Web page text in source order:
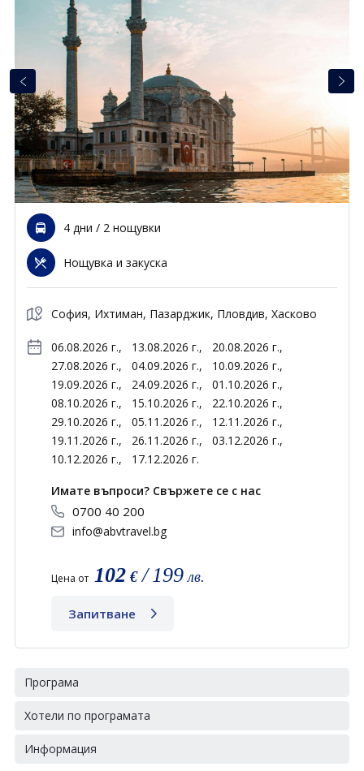
Почивки в Малдиви
Почивки в Испания
Почивки в Италия
Почивки в Доминиканска република
Почивки в Дубай
Почивка в Мексико
Общи условия
Полезна информация
Фирмени данни
Политика за поверителност
Контакти
Вход за агенти
Оnline Резервации
Свържете се с нас
0700 40 200
4 дни / 2 нощувки
Нощувка и закуска
София, Ихтиман, Пазарджик, Пловдив, Хасково
06.08.2026 г., 13.08.2026 г., 20.08.2026 г.,
27.08.2026 г., 04.09.2026 г., 10.09.2026 г.,
19.09.2026 г., 24.09.2026 г., 01.10.2026 г.,
08.10.2026 г., 15.10.2026 г., 22.10.2026 г.,
29.10.2026 г., 05.11.2026 г., 12.11.2026 г.,
19.11.2026 г., 26.11.2026 г., 03.12.2026 г.,
10.12.2026 г., 17.12.2026 г.
Имате въпроси? Свържете се с нас
0700 40 200
info@abvtravel.bg
Цена от 102 €/199 лв.
Запитване
Програма
Хотели по програмата
Информация